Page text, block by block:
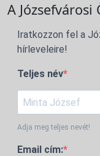
A
Iratkozzon fel a
hírleveleire!
Teljes név
Adja meg teljes nevét!
Email cím: